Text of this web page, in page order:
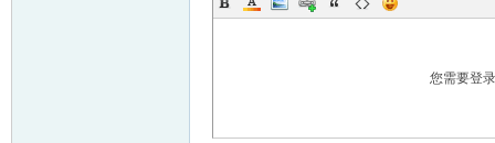
您需要登